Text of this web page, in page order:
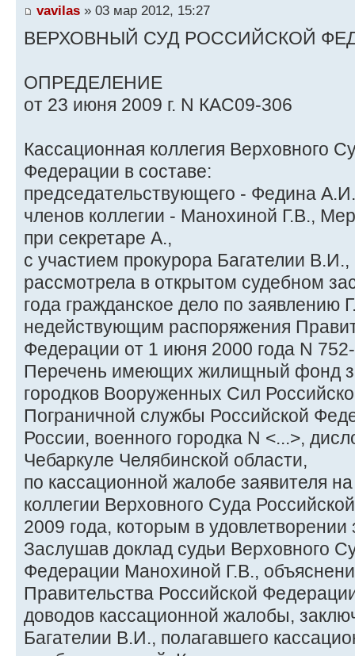
vavilas » 03 мар 2012, 15:27
ВЕРХОВНЫЙ СУД РОССИЙСКОЙ
ОПРЕДЕЛЕНИЕ
от 23 июня 2009 г. N КАС09-306
Кассационная коллегия Верховного
Федерации в составе:
председательствующего - Федина
членов коллегии - Манохиной Г.В.,
при секретаре А.,
с участием прокурора Багателии В.И.,
рассмотрела в открытом судебном
года гражданское дело по заявлению
недействующим распоряжения
Федерации от 1 июня 2000 года N
Перечень имеющих жилищный фонд
городков Вооруженных Сил
Пограничной службы Российской
России, военного городка N <...>,
Чебаркуле Челябинской области,
по кассационной жалобе заявителя
коллегии Верховного Суда
2009 года, которым в удовлетворении
Заслушав доклад судьи Верховного
Федерации Манохиной Г.В.,
Правительства Российской
доводов кассационной жалобы,
Багателии В.И., полагавшего